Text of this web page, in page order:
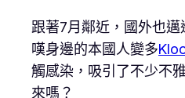
跟著7月鄰近，國外也
嘆身邊的本國人變多
觸感染，吸引了不少不
來嗎？